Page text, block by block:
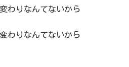
わりなんてないから
わりなんてないから